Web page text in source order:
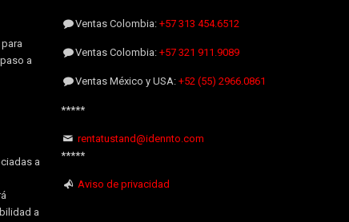
a
a
a
Ventas Colombia:+57 313 454.6512
Ventas Colombia:+57 321 911.9089
Ventas México y USA:+52 (55) 2966.0861
*****
rentatustand@idennto.com
*****
Aviso de privacidad